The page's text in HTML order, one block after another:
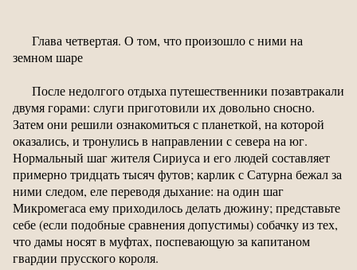
Глава четвертая. О том, что произошло с ними на
земном шаре
После недолгого отдыха путешественники позавтракали
двумя горами: слуги приготовили их довольно сносно.
Затем они решили ознакомиться с планеткой, на которой
оказались, и тронулись в направлении с севера на юг.
Нормальный шаг жителя Сириуса и его людей составляет
примерно тридцать тысяч футов; карлик с Сатурна бежал за
ними следом, еле переводя дыхание: на один шаг
Микромегаса ему приходилось делать дюжину; представьте
себе (если подобные сравнения допустимы) собачку из тех,
что дамы носят в муфтах, поспевающую за капитаном
гвардии прусского короля.